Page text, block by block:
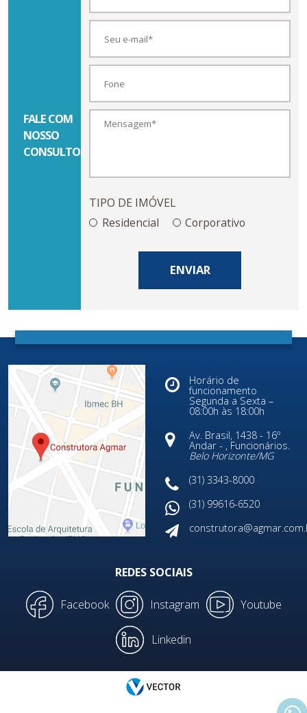
FALE COM
NOSSO
CONSULTOR
TIPO DE IMÓVEL
Residencial
Corporativo
ENVIAR
Horário de
funcionamento
Segunda a Sexta –
08:00h às 18:00h
Av. Brasil, 1438 - 16º
Andar - , Funcionários.
Belo Horizonte/MG
(31) 3343-8000
(31) 99616-6520
REDES SOCIAIS
Facebook Instagram Youtube
Linkedin